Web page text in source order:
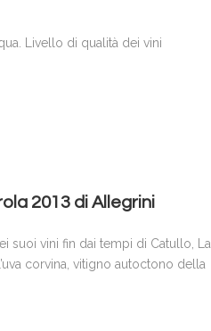
Livello di qualità dei vini
2013 di Allegrini
suoi vini fin dai tempi di Catullo, La
corvina, vitigno autoctono della